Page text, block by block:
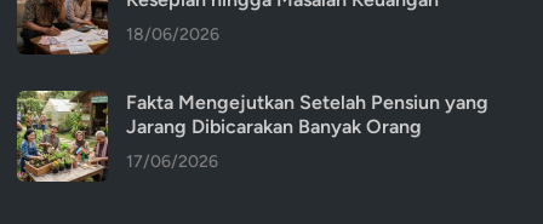
18/06/2026
Fakta Mengejutkan Setelah Pensiun yang
Jarang Dibicarakan Banyak Orang
17/06/2026